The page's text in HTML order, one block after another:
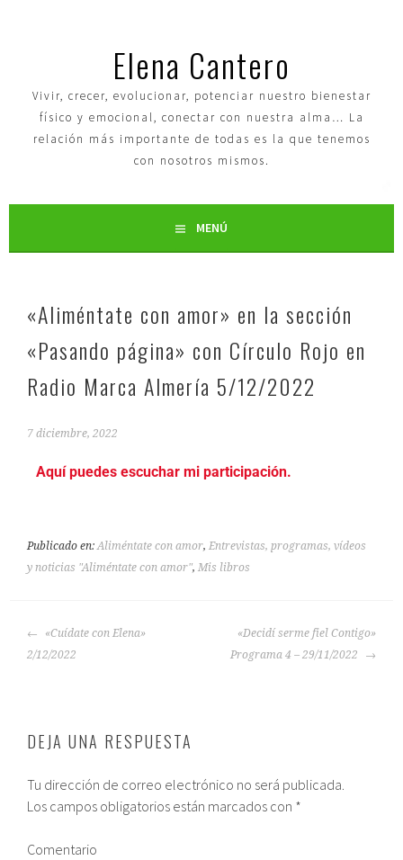
Elena Cantero
Vivir, crecer, evolucionar, potenciar nuestro bienestar
físico y emocional, conectar con nuestra alma… La
relación más importante de todas es la que tenemos
con nosotros mismos.
MENÚ
«Aliméntate con amor» en la sección
«Pasando página» con Círculo Rojo en
Radio Marca Almería 5/12/2022
7 diciembre, 2022
Aquí puedes escuchar mi participación.
Publicado en:Aliméntate con amor,Entrevistas, programas, vídeos
y noticias "Aliméntate con amor",Mis libros
«Cuídate con Elena»
2/12/2022
«Decidí serme fiel Contigo»
Programa 4 – 29/11/2022
DEJA UNA RESPUESTA
Tu dirección de correo electrónico no será publicada.
Los campos obligatorios están marcados con *
Comentario